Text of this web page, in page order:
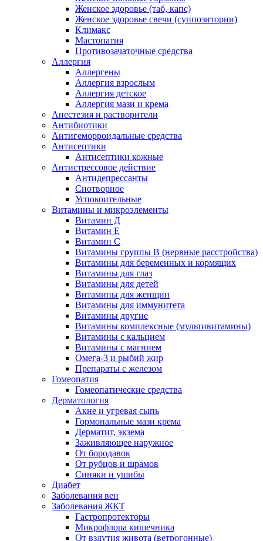
Женское здоровье (таб, капс)
Женское здоровье свечи (суппозитории)
Климакс
Мастопатия
Противозачаточные средства
Аллергия
Аллергены
Аллергия взрослым
Аллергия детское
Аллергия мази и крема
Анестезия и растворители
Антибиотики
Антигеморроидальные средства
Антисептики
Антисептики кожные
Антистрессовое действие
Антидепрессанты
Снотворное
Успокоительные
Витамины и микроэлементы
Витамин Д
Витамин Е
Витамин С
Витамины группы В (нервные расстройства)
Витамины для беременных и кормящих
Витамины для глаз
Витамины для детей
Витамины для женщин
Витамины для иммунитета
Витамины другие
Витамины комплексные (мультивитамины)
Витамины с кальцием
Витамины с магнием
Омега-3 и рыбий жир
Препараты с железом
Гомеопатия
Гомеопатические средства
Дерматология
Акне и угревая сыпь
Гормональные мази крема
Дерматит, экзема
Заживляющее наружное
От бородавок
От рубцов и шрамов
Синяки и ушибы
Диабет
Заболевания вен
Заболевания ЖКТ
Гастропротекторы
Микрофлора кишечника
От вздутия живота (ветрогонные)